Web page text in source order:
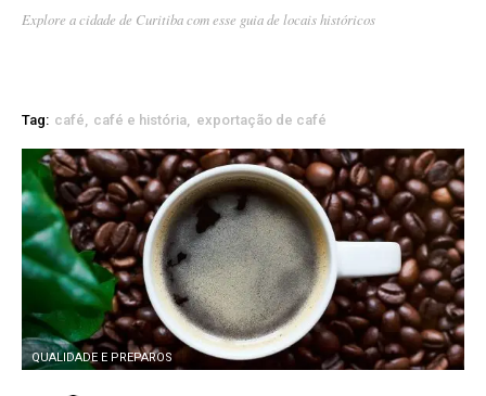
Explore a cidade de Curitiba com esse guia de locais históricos
Tag: café café e história exportação de café
QUALIDADE E PREPAROS